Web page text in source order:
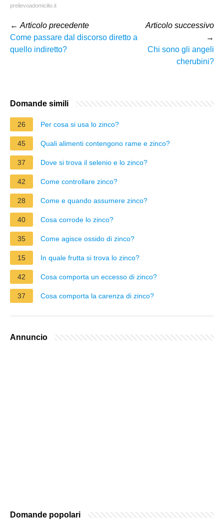
prelievoadomicilio.it
← Articolo precedente
Come passare dal discorso diretto a
quello indiretto?
Articolo successivo
→
Chi sono gli angeli
cherubini?
Domande simili
26 Per cosa si usa lo zinco?
45 Quali alimenti contengono rame e zinco?
37 Dove si trova il selenio e lo zinco?
42 Come controllare zinco?
28 Come e quando assumere zinco?
40 Cosa corrode lo zinco?
35 Come agisce ossido di zinco?
15 In quale frutta si trova lo zinco?
42 Cosa comporta un eccesso di zinco?
37 Cosa comporta la carenza di zinco?
Annuncio
Domande popolari